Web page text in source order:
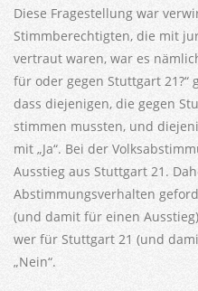
Diese Fragestellung war
Stimmberechtigten, die mit
vertraut waren, war es
für oder gegen Stuttgart 21?“
dass diejenigen, die gegen
stimmen mussten, und
mit „Ja“. Bei der
Ausstieg aus Stuttgart 21.
Abstimmungsverhalten
(und damit für einen
wer für Stuttgart 21 (und
„Nein“.